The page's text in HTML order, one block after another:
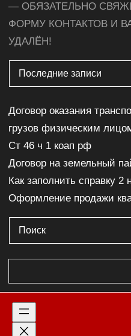
— ОБЯЗАТЕЛЬНО
ФОРМУ КОНТАКТОВ И
УДАЛЁН!
Последние записи
Договор оказания
грузов физическим
Ст 46 ч 1 коап рф
Договор на земельный
Как заполнить справку
Оформление продажи
Поиск
о
и
с